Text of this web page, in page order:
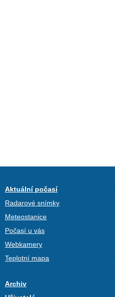
Aktuální počasí
Radarové snímky
Meteostanice
Počasí u vás
Webkamery
Teplotní mapa
Archiv